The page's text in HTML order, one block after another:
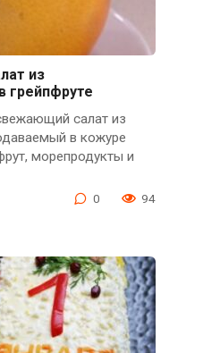
из
грейпфруте
салат из
в кожуре
морепродукты и
0 94